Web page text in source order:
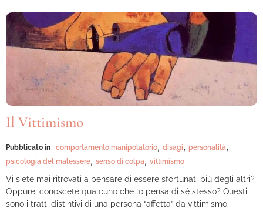
Il Vittimismo
Pubblicato in comportamento manipolatorio, disagi, personalità,
psicologia del malessere, senso di colpa, vittimismo
Vi siete mai ritrovati a pensare di essere sfortunati più degli altri?
Oppure, conoscete qualcuno che lo pensa di sé stesso? Questi
sono i tratti distintivi di una persona “affetta” da vittimismo.